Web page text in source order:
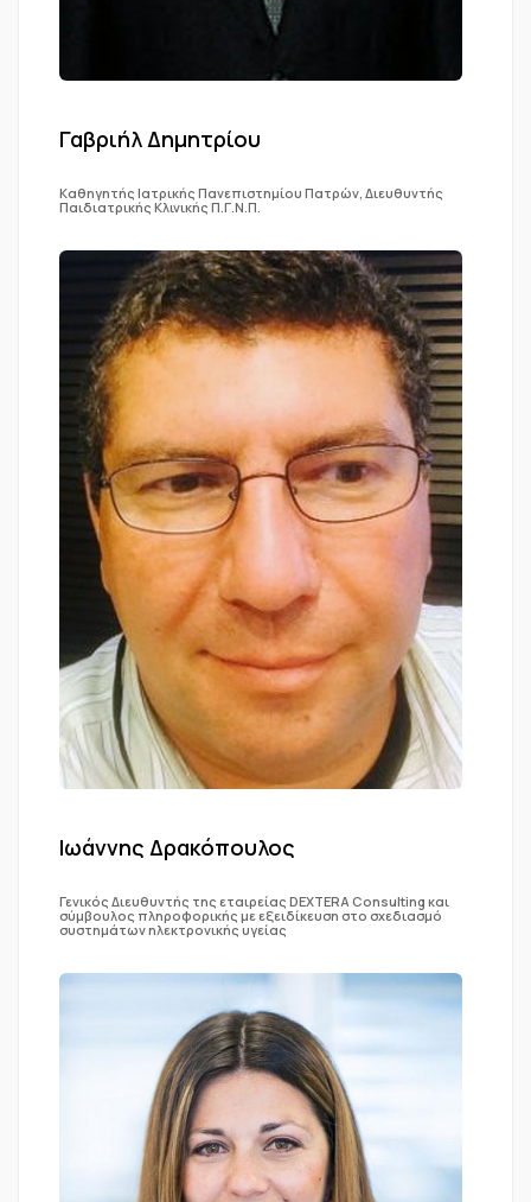
Γαβριήλ Δημητρίου
Καθηγητής Ιατρικής Πανεπιστημίου Πατρών, Διευθυντής
Παιδιατρικής Κλινικής Π.Γ.Ν.Π.
Ιωάννης Δρακόπουλος
Γενικός Διευθυντής της εταιρείας DEXTERA Consulting και
σύμβουλος πληροφορικής με εξειδίκευση στο σχεδιασμό
συστημάτων ηλεκτρονικής υγείας